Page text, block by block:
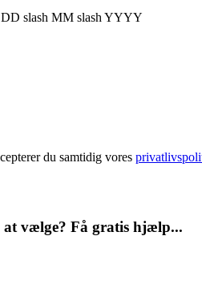
DD slash MM slash YYYY
du samtidig vores
vælge? Få gratis hjælp...